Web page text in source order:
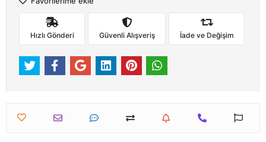
Hızlı Gönderi Güvenli Alışveriş İade ve Değişim